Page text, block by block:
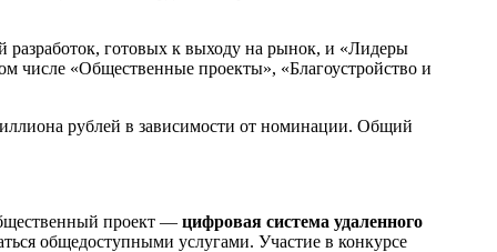
готовых к выходу на рынок, и «Лидеры
числе «Общественные проекты», «Благоустройство и
рублей в зависимости от номинации. Общий
проект — цифровая система удаленного
общедоступными услугами. Участие в конкурсе